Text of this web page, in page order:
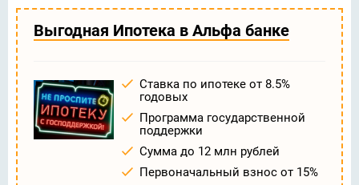
Выгодная Ипотека в Альфа банке
Ставка по ипотеке от 8.5%
годовых
Программа государственной
поддержки
Сумма до 12 млн рублей
Первоначальный взнос от 15%